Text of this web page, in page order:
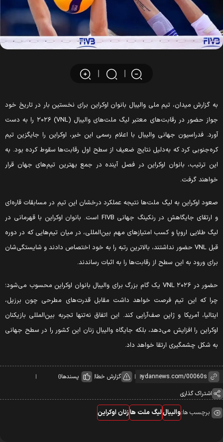
گزارش میدان، تیم ملی والیبال بانوان اوکراین برای نخستین بار در تاریخ خود
جواز حضور در رقابت‌های معتبر لیگ ملت‌های والیبال (VNL) ۲۰۲۶ را به دست
فدراسیون جهانی والیبال با اعلام رسمی این خبر، اوکراین را جایگزین تیم
کرد که به‌دلیل نتایج ضعیف از سطح اول رقابت‌ها سقوط کرده بود. به
ترتیب، بانوان اوکراین در فصل آینده در جمع بهترین تیم‌های جهان قرار
گرفت.
اوکراین به لیگ ملت‌ها نتیجه عملکرد درخشان این تیم در مسابقات قاره‌ای
و ارتقای جایگاهش در رنکینگ جهانی FIVB است. بانوان اوکراین با قهرمانی در
طلایی اروپا و کسب امتیازهای مهم بین‌المللی، در میان تیم‌هایی که در دوره
قبل VNL حضور نداشتند، بالاترین رتبه را به خود اختصاص دادند و شایستگی‌شان
ورود به این سطح از رقابت‌ها را به اثبات رساندند.
حضور در VNL ۲۰۲۶ یک گام بزرگ برای والیبال بانوان اوکراین محسوب می‌شود؛
که این تیم فرصت خواهد داشت مقابل قدرت‌های مطرحی چون برزیل،
آمریکا و ژاپن صف‌آرایی کند. این اتفاق نه‌تنها تجربه بین‌المللی بازیکنان
را افزایش می‌دهد، بلکه جایگاه والیبال زنان این کشور را در سطح جهانی
شکل چشمگیری ارتقا خواهد داد.
گزارش خطا پسندها0
اشتراک گذاری
برچسب ها:والیباللیگ ملت ها زنان اوکراین